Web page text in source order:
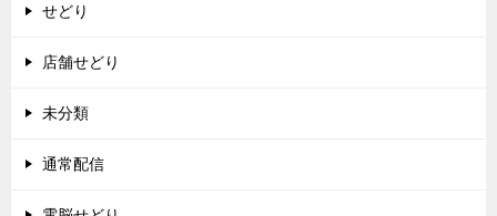
せどり
店舗せどり
未分類
通常配信